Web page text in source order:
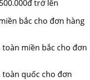
trở lên
bắc cho đơn hàng
miền bắc cho đơn
toàn quốc cho đơn